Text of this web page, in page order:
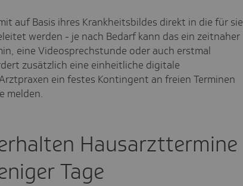
auf Basis ihres Krankheitsbildes direkt in die für sie
werden - je nach Bedarf kann das ein zeitnaher
eine Videosprechstunde oder auch erstmal
zusätzlich eine einheitliche digitale
ein festes Kontingent an freien Terminen
melden.
Hausarzttermine
Tage